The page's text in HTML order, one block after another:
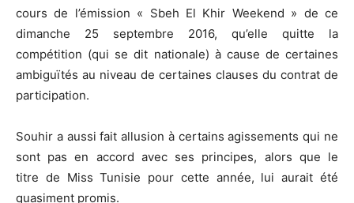
cours de l’émission « Sbeh El Khir Weekend » de ce
dimanche 25 septembre 2016, qu’elle quitte la
compétition (qui se dit nationale) à cause de certaines
ambiguïtés au niveau de certaines clauses du contrat de
participation.
Souhir a aussi fait allusion à certains agissements qui ne
sont pas en accord avec ses principes, alors que le
titre de Miss Tunisie pour cette année, lui aurait été
quasiment promis.